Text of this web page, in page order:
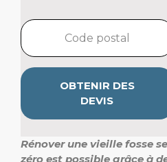
OBTENIR DES
DEVIS
Rénover une vieille fosse
zéro est possible grâce à